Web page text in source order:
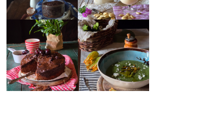
TORTA DOPPIO
CIOCCOLATO E
CILIEGIE
CREMA ESTIVA
DI ZUCCHINE
CON FIORI E
FETA